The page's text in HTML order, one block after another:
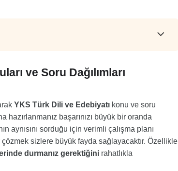
ve Soru Dağılımları
YKS Türk Dili ve Edebiyatıkonu ve soru
hazırlanmanız başarınızı büyük bir oranda
aynısını sorduğu için verimli çalışma planı
sizlere büyük fayda sağlayacaktır. Özellikle
durmanız gerektiğinirahatlıkla